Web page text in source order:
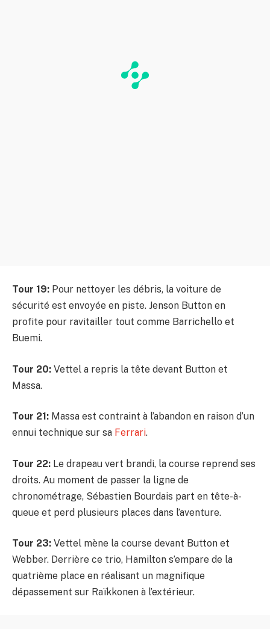
Tour 19: Pour nettoyer les débris, la voiture de
sécurité est envoyée en piste. Jenson Button en
profite pour ravitailler tout comme Barrichello et
Buemi.
Tour 20: Vettel a repris la tête devant Button et
Massa.
Tour 21: Massa est contraint à l’abandon en raison d’un
ennui technique sur sa Ferrari.
Tour 22: Le drapeau vert brandi, la course reprend ses
droits. Au moment de passer la ligne de
chronométrage, Sébastien Bourdais part en tête-à-
queue et perd plusieurs places dans l’aventure.
Tour 23: Vettel mène la course devant Button et
Webber. Derrière ce trio, Hamilton s’empare de la
quatrième place en réalisant un magnifique
dépassement sur Raïkkonen à l’extérieur.